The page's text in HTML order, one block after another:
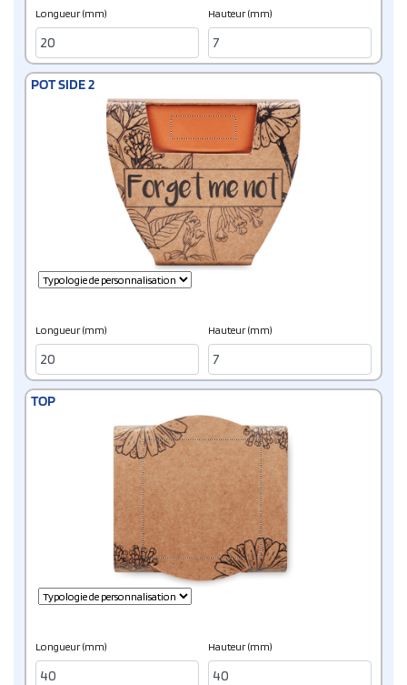
Longueur (mm) Hauteur (mm)
POT SIDE 2
Longueur (mm) Hauteur (mm)
TOP
Longueur (mm) Hauteur (mm)